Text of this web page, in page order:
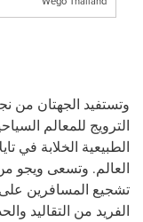
وتستفيد الجهتان من
الترويج للمعالم
الطبيعية الخلابة في
العالم. وتسعى ويجو
تشجيع المسافرين
الفريد من التقاليد